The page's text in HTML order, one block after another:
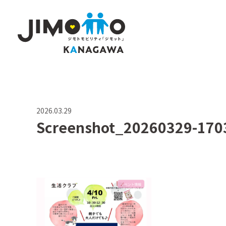
2026.03.29
Screenshot_20260329-